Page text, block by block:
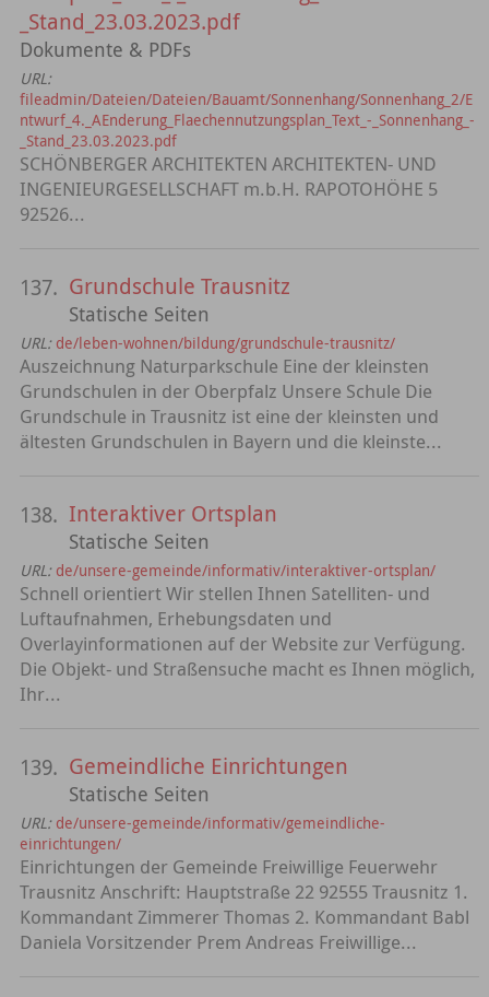
_Stand_23.03.2023.pdf
Dokumente & PDFs
URL:
fileadmin/Dateien/Dateien/Bauamt/Sonnenhang/Sonnenhang_2/E
ntwurf_4._AEnderung_Flaechennutzungsplan_Text_-_Sonnenhang_-
_Stand_23.03.2023.pdf
SCHÖNBERGER ARCHITEKTEN ARCHITEKTEN- UND
INGENIEURGESELLSCHAFT m.b.H. RAPOTOHÖHE 5
92526...
137. Grundschule Trausnitz
Statische Seiten
URL: de/leben-wohnen/bildung/grundschule-trausnitz/
Auszeichnung Naturparkschule Eine der kleinsten
Grundschulen in der Oberpfalz Unsere Schule Die
Grundschule in Trausnitz ist eine der kleinsten und
ältesten Grundschulen in Bayern und die kleinste...
138. Interaktiver Ortsplan
Statische Seiten
URL: de/unsere-gemeinde/informativ/interaktiver-ortsplan/
Schnell orientiert Wir stellen Ihnen Satelliten- und
Luftaufnahmen, Erhebungsdaten und
Overlayinformationen auf der Website zur Verfügung.
Die Objekt- und Straßensuche macht es Ihnen möglich,
Ihr...
139. Gemeindliche Einrichtungen
Statische Seiten
URL: de/unsere-gemeinde/informativ/gemeindliche-
einrichtungen/
Einrichtungen der Gemeinde Freiwillige Feuerwehr
Trausnitz Anschrift: Hauptstraße 22 92555 Trausnitz 1.
Kommandant Zimmerer Thomas 2. Kommandant Babl
Daniela Vorsitzender Prem Andreas Freiwillige...